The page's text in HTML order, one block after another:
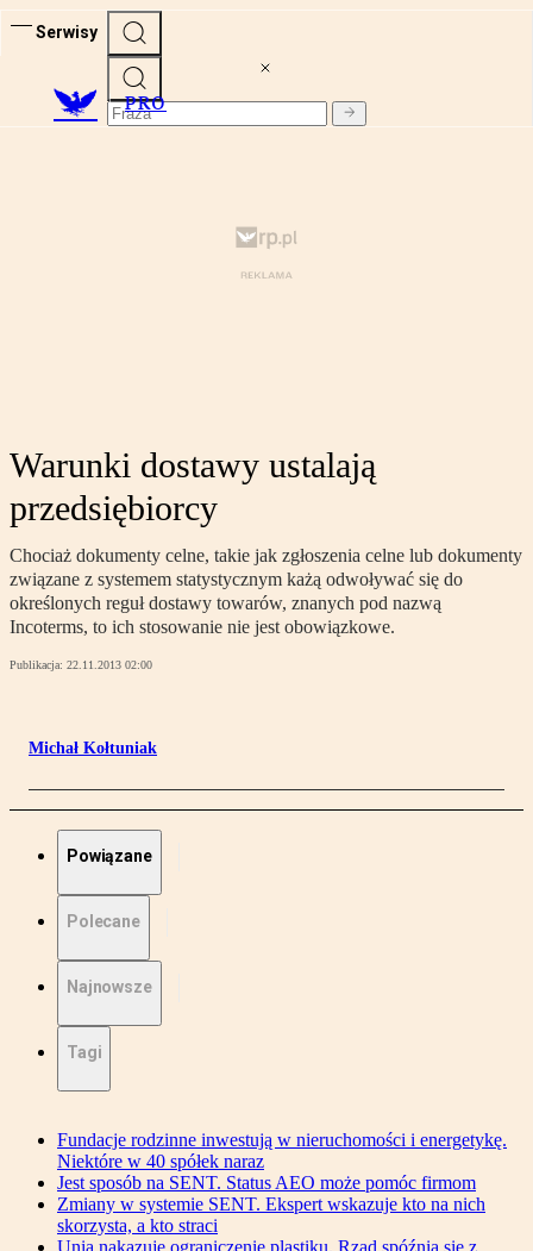
Serwisy
PRO
Warunki dostawy ustalają
przedsiębiorcy
Chociaż dokumenty celne, takie jak zgłoszenia celne lub dokumenty
związane z systemem statystycznym każą odwoływać się do
określonych reguł dostawy towarów, znanych pod nazwą
Incoterms, to ich stosowanie nie jest obowiązkowe.
Publikacja: 22.11.2013 02:00
Michał Kołtuniak
Powiązane
Polecane
Najnowsze
Tagi
Fundacje rodzinne inwestują w nieruchomości i energetykę.
Niektóre w 40 spółek naraz
Jest sposób na SENT. Status AEO może pomóc firmom
Zmiany w systemie SENT. Ekspert wskazuje kto na nich
skorzysta, a kto straci
Unia nakazuje ograniczenie plastiku. Rząd spóźnia się z